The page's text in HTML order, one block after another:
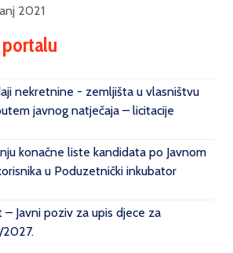
2021
nekretnine - zemljišta u vlasništvu
javnog natječaja – licitacije
konačne liste kandidata po Javnom
u Poduzetnički inkubator
Javni poziv za upis djece za
2027.